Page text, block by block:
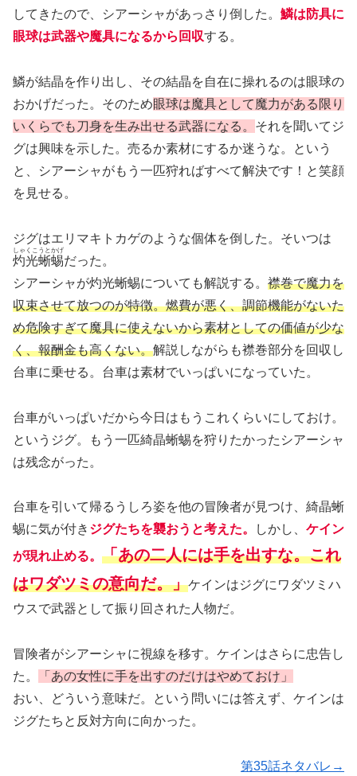
してきたので、シアーシャがあっさり倒した。 鱗は防具に
眼球は武器や魔具になるから回収する。
鱗が結晶を作り出し、その結晶を自在に操れるのは眼球の
おかげだった。そのため眼球は魔具として魔力がある限り
いくらでも刀身を生み出せる武器になる。 それを聞いてジ
グは興味を示した。売るか素材にするか迷うな。という
と、シアーシャがもう一匹狩ればすべて解決です！と笑顔
を見せる。
ジグはエリマキトカゲのような個体を倒した。そいつは
灼光蜥蜴
しゃくこうとかげ
だった。
シアーシャが灼光蜥蜴についても解説する。 襟巻で魔力を
収束させて放つのが特徴。燃費が悪く、調節機能がないた
め危険すぎて魔具に使えないから素材としての価値が少な
く、報酬金も高くない。解説しながらも襟巻部分を回収し
台車に乗せる。台車は素材でいっぱいになっていた。
台車がいっぱいだから今日はもうこれくらいにしておけ。
というジグ。もう一匹綺晶蜥蜴を狩りたかったシアーシャ
は残念がった。
台車を引いて帰るうしろ姿を他の冒険者が見つけ、綺晶蜥
蜴に気が付き ジグたちを襲おうと考えた。 しかし、 ケイン
が現れ止める。 「あの二人には手を出すな。これ
はワダツミの意向だ。」ケインはジグにワダツミハ
ウスで武器として振り回された人物だ。
冒険者がシアーシャに視線を移す。ケインはさらに忠告し
た。
「あの女性に手を出すのだけはやめておけ」
おい、どういう意味だ。という問いには答えず、ケインは
ジグたちと反対方向に向かった。
第35話ネタバレ→